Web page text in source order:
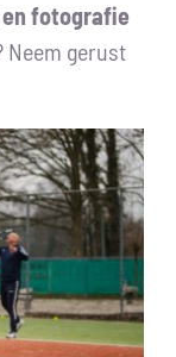
fotografie
Neem gerust